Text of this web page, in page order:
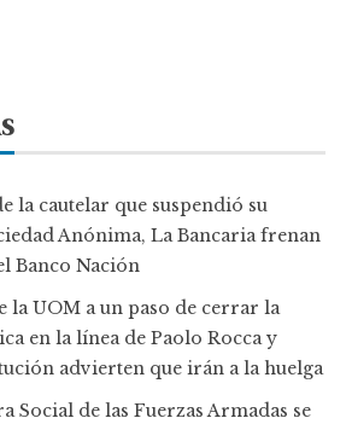
la cautelar que suspendió su
Anónima, La Bancaria frenan
Banco Nación
la UOM a un paso de cerrar la
en la línea de Paolo Rocca y
advierten que irán a la huelga
Social de las Fuerzas Armadas se